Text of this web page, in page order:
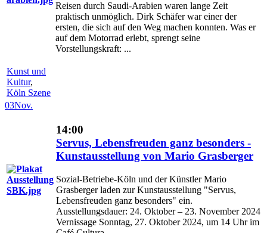
Reisen durch Saudi-Arabien waren lange Zeit
praktisch unmöglich. Dirk Schäfer war einer der
ersten, die sich auf den Weg machen konnten. Was er
auf dem Motorrad erlebt, sprengt seine
Vorstellungskraft: ...
Kunst und
Kultur,
Köln Szene
03Nov.
14:00
Servus, Lebensfreuden ganz besonders -
Kunstausstellung von Mario Grasberger
Sozial-Betriebe-Köln und der Künstler Mario
Grasberger laden zur Kunstausstellung "Servus,
Lebensfreuden ganz besonders" ein.
Ausstellungsdauer: 24. Oktober – 23. November 2024
Vernissage Sonntag, 27. Oktober 2024, um 14 Uhr im